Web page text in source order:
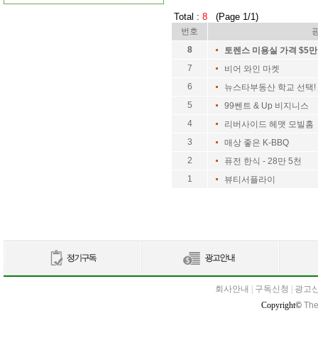
Total : 8 (Page 1/1)
번호
8
토렌스 미용실 가격 $5만
7
비어 와인 마켓
6
뉴스타부동산 학교 선택!
5
99쎈트 & Up 비지니스
4
리버사이드 헤맷 모빌홈
3
매상 좋은 K-BBQ
2
퓨전 한식 - 28만 5천
1
뷰티서플라이
회사안내 구독신청
광고
Copyright©